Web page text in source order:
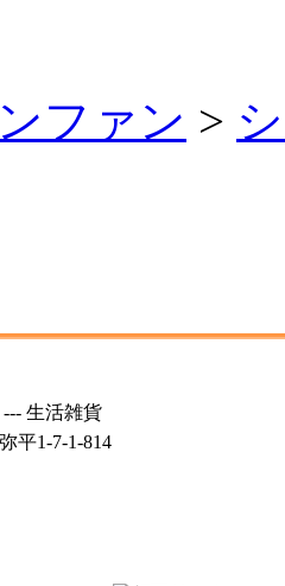
ファン >
生活雑貨
平1-7-1-814